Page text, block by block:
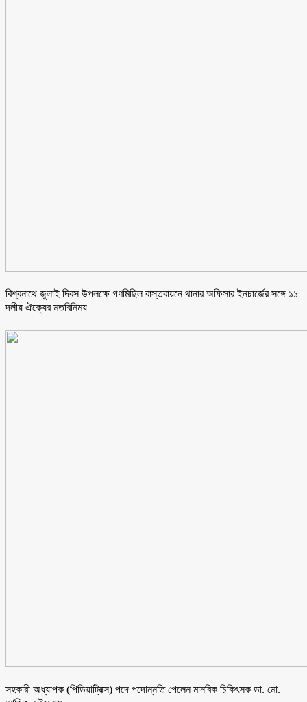
বিশ্বনাথে জুলাই দিবস উপলক্ষে গণমিছিল বাস্তবায়নে থানার অফিসার ইনচার্জের সঙ্গে ১১
দলীয় ঐক্যের মতবিনিময়
সহকারী অধ্যাপক (পিডিয়াট্রিক্স) পদে পদোন্নতি পেলেন মানবিক চিকিৎসক ডা. মো.